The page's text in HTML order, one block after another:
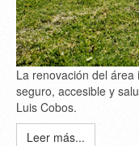
La renovación del
seguro, accesible y
Luis Cobos.
Leer más...